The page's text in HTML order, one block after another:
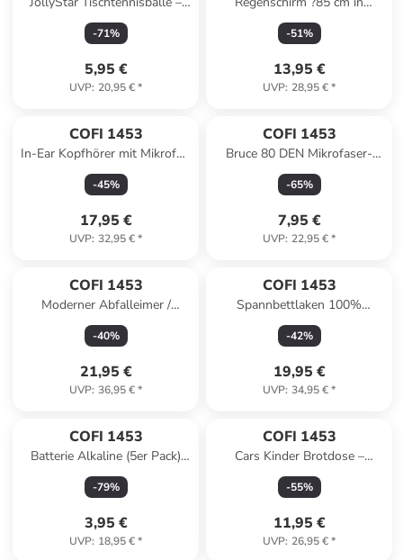
6er Set für Training & Spiel in
Weiß
-71%
5,95 €
UVP: 20,95 €*
Transparent in Transparent
-51%
13,95 €
UVP: 28,95 €*
COFI 1453
In-Ear Kopfhörer mit Mikrofon
Typ C mit einem 1,2m langen
Kabel in Weiß
-45%
17,95 €
UVP: 32,95 €*
COFI 1453
Bruce 80 DEN Mikrofaser-
Meggings Strumpfhose für
Herren in Navy
-65%
7,95 €
UVP: 22,95 €*
COFI 1453
Moderner Abfalleimer /
Mülleimer mit praktischem
Push-Deckel in Grau
-40%
21,95 €
UVP: 36,95 €*
COFI 1453
Spannbettlaken 100%
Baumwolle 180-200x200 cm
in Grün
-42%
19,95 €
UVP: 34,95 €*
COFI 1453
Batterie Alkaline (5er Pack)
AG13 Knopfzelle-Blister in
Schwarz
-79%
3,95 €
UVP: 18,95 €*
COFI 1453
Cars Kinder Brotdose –
Lunchbox mit 3 Fächern &
tollem Design in Mehrfarbig
-55%
11,95 €
UVP: 26,95 €*